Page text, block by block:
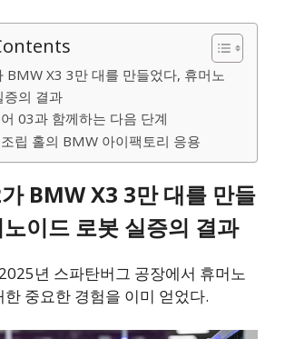
BMW X3 3만 대를 만들었다, 휴머노
증의 결과
03과 함께하는 다음 단계
립 홀의 BMW 아이팩토리 응용
BMW X3 3만 대를 만들
이드 로봇 실증의 결과
년 스파탄버그 공장에서 휴머노
중요한 경험을 이미 얻었다.